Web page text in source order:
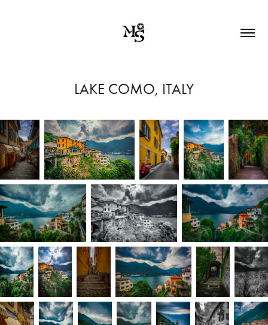
LAKE COMO, ITALY